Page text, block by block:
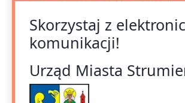
Dodatkowe informacje
Skorzystaj z
komunikacji!
Urząd Miasta